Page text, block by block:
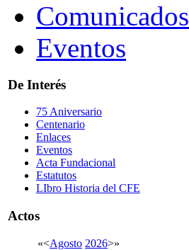
Comunicados
Eventos
De Interés
75 Aniversario
Centenario
Enlaces
Eventos
Acta Fundacional
Estatutos
LIbro Historia del CFE
Actos
«<Agosto 2026>»